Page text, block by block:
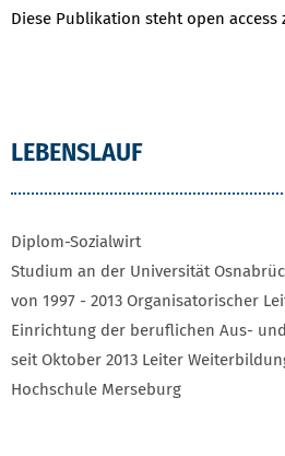
Diese Publikation steht open access
LEBENSLAUF
Diplom-Sozialwirt
Studium an der Universität
von 1997 - 2013 Organisatorischer
Einrichtung der beruflichen Aus-
seit Oktober 2013 Leiter
Hochschule Merseburg